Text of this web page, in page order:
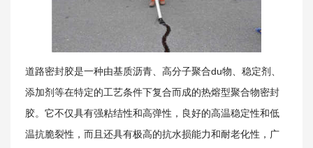
关于我们
道路密封胶是一种由基质沥青、高分子聚合du物、稳定剂、
添加剂等在特定的工艺条件下复合而成的热熔型聚合物密封
胶。它不仅具有强粘结性和高弹性，良好的高温稳定性和低
温抗脆裂性，而且还具有极高的抗水损能力和耐老化性，广